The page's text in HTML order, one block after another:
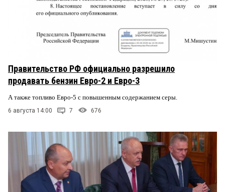
Правительство РФ официально разрешило
продавать бензин Евро-2 и Евро-3
А также топливо Евро-5 с повышенным содержанием серы.
6 августа 14:00 7 676